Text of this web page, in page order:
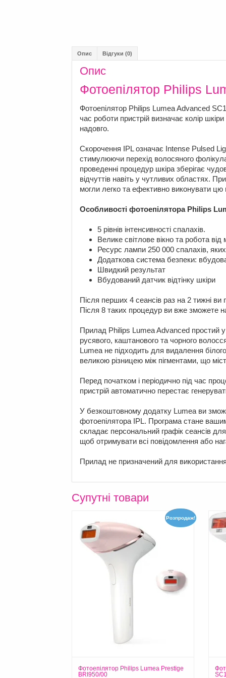
Опис Відгуки (0)
Опис
Фотоепілятор Philips
Фотоепілятор Philips Lumea Advanced
час роботи пристрій визначає колір
надовго.
Скорочення IPL означає Intense Pulsed
стимулюючи перехід волосяного
проведенні процедур шкіра зберігає
відчуттів навіть у чутливих областях.
могли легко та ефективно виконувати
Особливості фотоепілятора Philips
5 рівнів інтенсивності спалахів.
Велике світлове вікно та робота
Ресурс лампи 250 000 спалахів,
Додаткова система безпеки:
Швидкий результат
Вбудований датчик відтінку шкіри
Після перших 4 сеансів раз на 2 тижні
Після 8 таких процедур ви вже зможете
Прилад Philips Lumea Advanced простий у
русявого, каштанового та чорного
Lumea не підходить для видалення
великою різницею між пігментами, що
Перед початком і періодично під час
пристрій автоматично перестає
У безкоштовному додатку Lumea ви
фотоепілятора IPL. Програма стане
складає персональний графік сеансів
щоб отримувати всі повідомлення або
Прилад не призначений для використання
Супутні товари
Розпродаж!
Фотоепілятор Philips Lumea Prestige
BRI950/00